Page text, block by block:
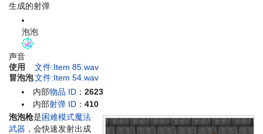
生成的射弹
泡泡
声音
使用
文件:Item 85.wav
冒泡泡文件:Item 54.wav
内部物品 ID ：2623
内部射弹 ID ：410
泡泡枪是困难模式魔法
武器 ，会快速发射出成